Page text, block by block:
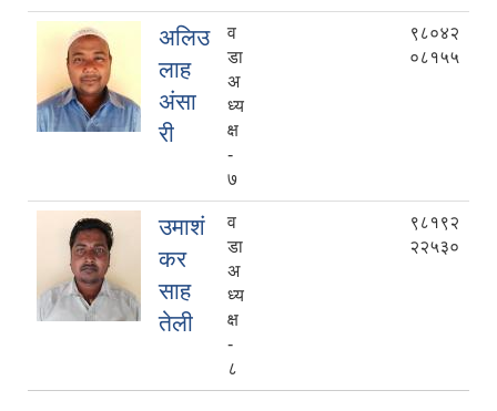
अलिउ
लाह
अंसा
री
व
डा
अ
ध्य
क्ष
-
७
९८०४२
०८१५५
उमाशं
कर
साह
तेली
व
डा
अ
ध्य
क्ष
-
८
९८१९२
२२५३०